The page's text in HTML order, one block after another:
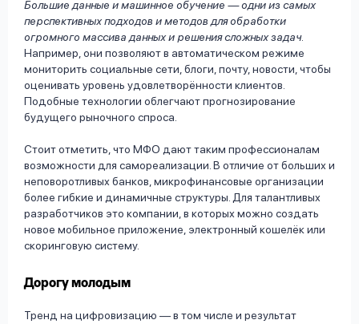
Большие данные и машинное обучение — одни из самых
перспективных подходов и методов для обработки
огромного массива данных и решения сложных задач.
Например, они позволяют в автоматическом режиме
мониторить социальные сети, блоги, почту, новости, чтобы
оценивать уровень удовлетворённости клиентов.
Подобные технологии облегчают прогнозирование
будущего рыночного спроса.
Стоит отметить, что МФО дают таким профессионалам
возможности для самореализации. В отличие от больших и
неповоротливых банков, микрофинансовые организации
более гибкие и динамичные структуры. Для талантливых
разработчиков это компании, в которых можно создать
новое мобильное приложение, электронный кошелёк или
скоринговую систему.
Дорогу молодым
Тренд на цифровизацию — в том числе и результат